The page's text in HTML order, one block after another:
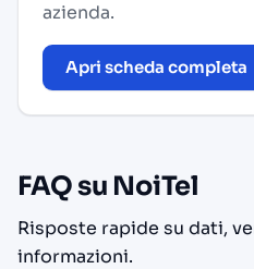
azienda.
Apri scheda completa
FAQ su NoiTel
Risposte rapide su dati,
informazioni.